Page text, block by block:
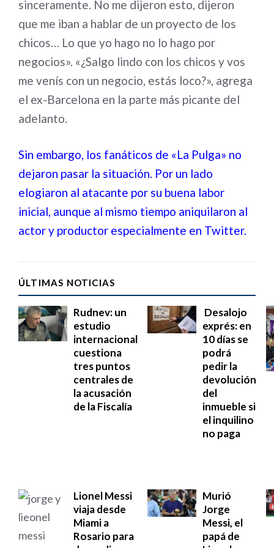
sinceramente. No me dijeron esto, dijeron
que me iban a hablar de un proyecto de los
chicos… Lo que yo hago no lo hago por
negocios». «¿Salgo lindo con los chicos y vos
me venís con un negocio, estás loco?», agrega
el ex-Barcelona en la parte más picante del
adelanto.
Sin embargo, los fanáticos de «La Pulga» no
dejaron pasar la situación. Por un lado
elogiaron al atacante por su buena labor
inicial, aunque al mismo tiempo aniquilaron al
actor y productor especialmente en Twitter.
ÚLTIMAS NOTICIAS
Rudnev: un
estudio
internacional
cuestiona
tres puntos
centrales de
la acusación
de la Fiscalía
Desalojo
exprés: en
10 días se
podrá
pedir la
devolución
del
inmueble si
el inquilino
no paga
Lionel Messi
viaja desde
Miami a
Rosario para
Murió
Jorge
Messi, el
papá de